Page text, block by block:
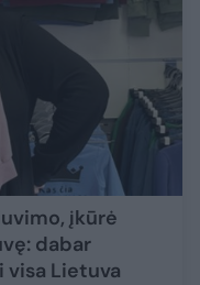
įkūrė
dabar
visa Lietuva